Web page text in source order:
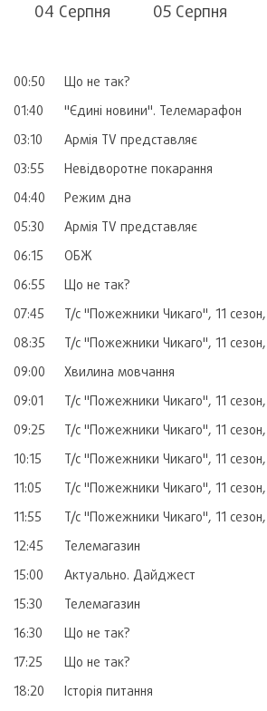
04 Серпня 05 Серпня
00:50
Що не так?
01:40
"Єдині новини". Телемарафон
03:10
Армія TV представляє
03:55
Невідворотне покарання
04:40
Режим дна
05:30
Армія TV представляє
06:15
ОБЖ
06:55
Що не так?
07:45
Т/с "Пожежники Чикаго", 11
08:35
Т/с "Пожежники Чикаго", 11
09:00
Хвилина мовчання
09:01
Т/с "Пожежники Чикаго", 11
09:25
Т/с "Пожежники Чикаго", 11
10:15
Т/с "Пожежники Чикаго", 11
11:05
Т/с "Пожежники Чикаго", 11 сезон,
11:55
Т/с "Пожежники Чикаго", 11
12:45
Телемагазин
15:00
Актуально. Дайджест
15:30
Телемагазин
16:30
Що не так?
17:25
Що не так?
18:20
Історія питання